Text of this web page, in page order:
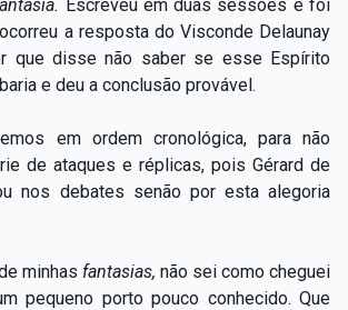
Escreveu em duas sessões e foi
a resposta do Visconde Delaunay
que disse não saber se esse Espírito
e deu a conclusão provável.
em ordem cronológica, para não
de ataques e réplicas, pois Gérard de
nos debates senão por esta alegoria
minhas fantasias, não sei como cheguei
pequeno porto pouco conhecido. Que